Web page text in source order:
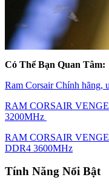
Có Thể Bạn Quan Tâm:
Ram Corsair Chính hãng,
RAM CORSAIR
3200MHz
RAM CORSAIR
DDR4 3600MHz
Tính Năng Nổi Bật